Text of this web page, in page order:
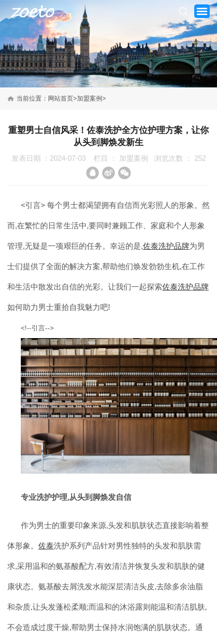
网站首页
加盟案例
品牌加盟
联系我们
当前位置： 网站首页>加盟案例 >
重塑男士自信风采！佐泰洗护全方位护理方案，让你
从头到脚焕发新生
发表日期 ：2024-07-03 栏目 ： 加盟案例 浏览次数 ： 252
<引言> 每个男士都渴望拥有自信而光彩照人的形象。然
而,在繁忙的日常生活中,要同时兼顾工作、家庭和个人形象
管理,无疑是一项艰巨的任务。幸运的是,佐泰洗护品牌为男
士们提供了全面的解决方案,帮助他们焕发勃勃生机,在工作
和生活中散发出自信的光彩。让我们一起探索佐泰洗护品牌
如何助力男士重拾自我魅力吧!
<!--引言-->
专业洗护护理,从头到脚焕发自信
作为男士的重要印象来源,头发和肌肤状态直接影响着整
体形象。 佐泰洗护系列产品针对男性独特的头发和肌肤需
求,采用温和的氨基酸配方,有效清洁并恢复头发和肌肤的健
康状态。氨基酸去屑洗发水能深层清洁头皮,去除多余油脂
和杂质,让头发蓬松柔顺;而温和的沐浴露则能温和清洁肌肤,
不会造成过度干燥,帮助男士保持水润饱满的肌肤状态。通